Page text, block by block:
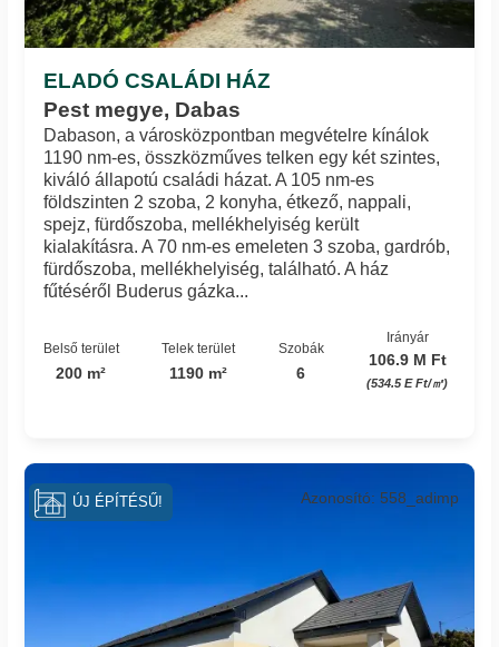
ELADÓ CSALÁDI HÁZ
Pest megye, Dabas
Dabason, a városközpontban megvételre kínálok
1190 nm-es, összközműves telken egy két szintes,
kiváló állapotú családi házat. A 105 nm-es
földszinten 2 szoba, 2 konyha, étkező, nappali,
spejz, fürdőszoba, mellékhelyiség került
kialakításra. A 70 nm-es emeleten 3 szoba, gardrób,
fürdőszoba, mellékhelyiség, található. A ház
fűtéséről Buderus gázka...
Belső terület
200 m²
Telek terület
1190 m²
Szobák
6
Irányár
106.9 M Ft
(534.5 E Ft/㎡)
Azonosító: 558_adimp
ÚJ ÉPÍTÉSŰ!